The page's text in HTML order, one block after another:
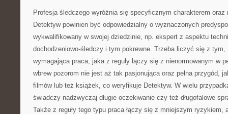
Profesja śledczego wyróżnia się specyficznym charakterem
Detektyw powinien być odpowiedzialny o wyznaczonych
wykwalifikowany w swojej dziedzinie, np. ekspert z aspektu
dochodzeniowo-śledczy i tym pokrewne. Trzeba liczyć się z
wymagająca praca, jaka z reguły łączy się z nienormowanym w
wbrew pozorom nie jest aż tak pasjonująca oraz pełna przygód,
filmów lub też książek, co weryfikuje Detektyw. W wielu
świadczy nadzwyczaj długie oczekiwanie czy też długofalowe
Także z reguły tego typu praca łączy się z mniejszym ryzykiem,